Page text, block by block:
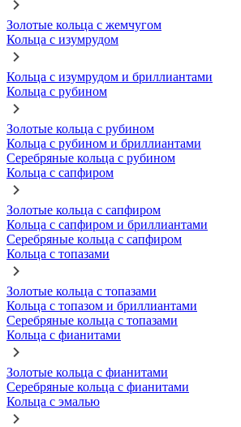
Золотые кольца с жемчугом
Кольца с изумрудом
Кольца с изумрудом и бриллиантами
Кольца с рубином
Золотые кольца с рубином
Кольца с рубином и бриллиантами
Серебряные кольца с рубином
Кольца с сапфиром
Золотые кольца с сапфиром
Кольца с сапфиром и бриллиантами
Серебряные кольца с сапфиром
Кольца с топазами
Золотые кольца с топазами
Кольца с топазом и бриллиантами
Серебряные кольца с топазами
Кольца с фианитами
Золотые кольца с фианитами
Серебряные кольца с фианитами
Кольца с эмалью